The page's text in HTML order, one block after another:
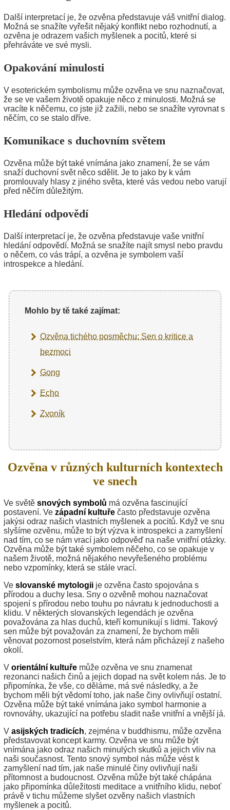
Další interpretací je, že ozvěna představuje váš vnitřní dialog.
Možná se snažíte vyřešit nějaký konflikt nebo rozhodnutí, a
ozvěna je odrazem vašich myšlenek a pocitů, které si
přehráváte ve své mysli.
Opakování minulosti
V esoterickém symbolismu může ozvěna ve snu naznačovat,
že se ve vašem životě opakuje něco z minulosti. Možná se
vracíte k něčemu, co jste již zažili, nebo se snažíte vyrovnat s
něčím, co se stalo dříve.
Komunikace s duchovním světem
Ozvěna může být také vnímána jako znamení, že se vám
snaží duchovní svět něco sdělit. Je to jako by k vám
promlouvaly hlasy z jiného světa, které vás vedou nebo varují
před něčím důležitým.
Hledání odpovědí
Další interpretací je, že ozvěna představuje vaše vnitřní
hledání odpovědí. Možná se snažíte najít smysl nebo pravdu
o něčem, co vás trápí, a ozvěna je symbolem vaší
introspekce a hledání.
Mohlo by tě také zajímat:
Ozvěna tichého posměchu: Sen o kritice a
bezmoci
Gong
Echo
Zvoník
Ozvěna v různých kulturních kontextech
ve snech
Ve světě snových symbolů má ozvěna fascinující
postavení. Ve západní kultuře často představuje ozvěna
jakýsi odraz našich vlastních myšlenek a pocitů. Když ve snu
slyšíme ozvěnu, může to být výzva k introspekci a zamyšlení
nad tím, co se nám vrací jako odpověď na naše vnitřní otázky.
Ozvěna může být také symbolem něčeho, co se opakuje v
našem životě, možná nějakého nevyřešeného problému
nebo vzpomínky, která se stále vrací.
Ve slovanské mytologii je ozvěna často spojována s
přírodou a duchy lesa. Sny o ozvěně mohou naznačovat
spojení s přírodou nebo touhu po návratu k jednoduchosti a
klidu. V některých slovanských legendách je ozvěna
považována za hlas duchů, kteří komunikují s lidmi. Takový
sen může být považován za znamení, že bychom měli
věnovat pozornost poselstvím, která nám přicházejí z našeho
okolí.
V orientální kultuře může ozvěna ve snu znamenat
rezonanci našich činů a jejich dopad na svět kolem nás. Je to
připomínka, že vše, co děláme, má své následky, a že
bychom měli být vědomí toho, jak naše činy ovlivňují ostatní.
Ozvěna může být také vnímána jako symbol harmonie a
rovnováhy, ukazující na potřebu sladit naše vnitřní a vnější já.
V asijských tradicích, zejména v buddhismu, může ozvěna
představovat koncept karmy. Ozvěna ve snu může být
vnímána jako odraz našich minulých skutků a jejich vliv na
naši současnost. Tento snový symbol nás může vést k
zamyšlení nad tím, jak naše minulé činy ovlivňují naši
přítomnost a budoucnost. Ozvěna může být také chápána
jako připomínka důležitosti meditace a vnitřního klidu, neboť
právě v tichu můžeme slyšet ozvěny našich vlastních
myšlenek a pocitů.